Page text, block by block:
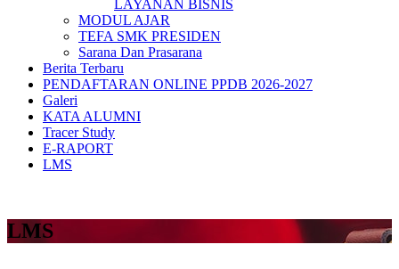
LAYANAN BISNIS
MODUL AJAR
TEFA SMK PRESIDEN
Sarana Dan Prasarana
Berita Terbaru
PENDAFTARAN ONLINE PPDB 2026-2027
Galeri
KATA ALUMNI
Tracer Study
E-RAPORT
LMS
LMS